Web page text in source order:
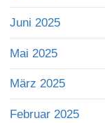
Juni 2025
Mai 2025
März 2025
Februar 2025